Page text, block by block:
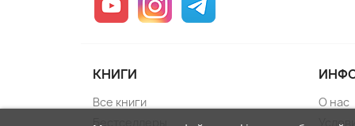
КНИГИ
Все книги
Бестселлеры
О нас